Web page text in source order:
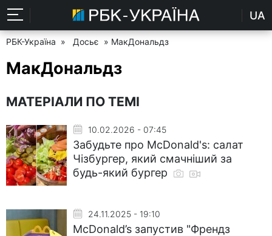
UA
РБК-Україна » Досьє » МакДональдз
МакДональдз
МАТЕРІАЛИ ПО ТЕМІ
10.02.2026 - 07:45
Забудьте про McDonald's: салат
Чізбургер, який смачніший за
будь-який бургер
24.11.2025 - 19:10
McDonald’s запустив "Френдз